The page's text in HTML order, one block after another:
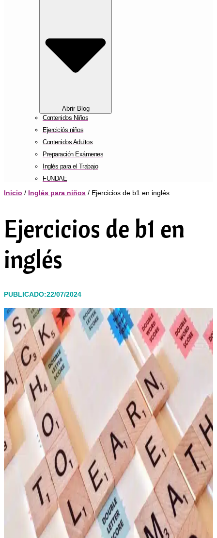
Abrir Blog
Contenidos Niños
Ejerciciós niños
Contenidos Adultos
Preparación Exámenes
Inglés para el Trabajo
FUNDAE
Inicio / Inglés para niños / Ejercicios de b1 en inglés
Ejercicios de b1 en
inglés
PUBLICADO:22/07/2024